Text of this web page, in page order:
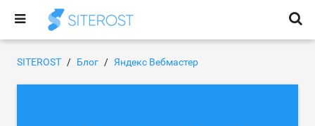
SITEROST Блог Яндекс Вебмастер